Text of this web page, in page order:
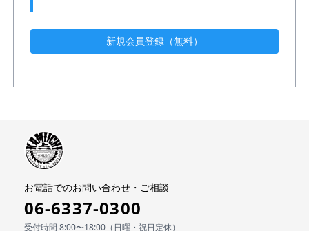
新規会員登録（無料）
お電話でのお問い合わせ・ご相談
06-6337-0300
受付時間 8:00〜18:00（日曜・祝日定休）